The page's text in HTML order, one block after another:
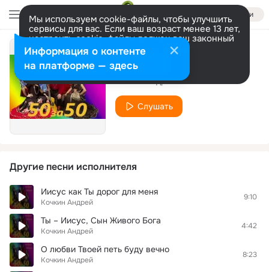
Войти
Мы используем cookie-файлы, чтобы улучшить
сервисы для вас. Если ваш возраст менее 13 лет,
настроить cookie-файлы должен ваш законный
представитель. Больше информации
Разрешить все Настроить
Благослови меня
Кочкин Андрей
Слушать
Другие песни исполнителя
Иисус как Ты дорог для меня
Кочкин Андрей
9:10
Ты – Иисус, Сын Живого Бога
Кочкин Андрей
4:42
О любви Твоей петь буду вечно
Кочкин Андрей
8:23
Информация о контенте
на платформе — здесь